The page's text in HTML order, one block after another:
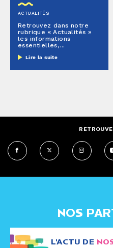
ACTUALITÉS
Retrouvez dans notre
rubrique « Actualités »
les informations
essentielles,...
Lire la suite
NOS
L'ACTU DE